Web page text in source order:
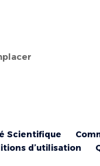
Scientifique
d’utilisation